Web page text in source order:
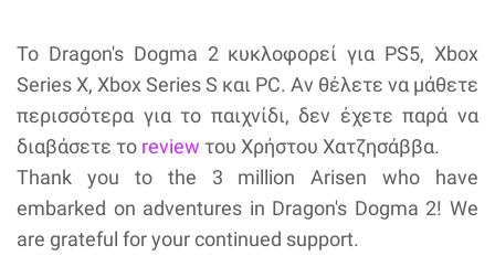
Το Dragon's Dogma 2 κυκλοφορεί για PS5, Xbox
Series X, Xbox Series S και PC. Αν θέλετε να μάθετε
περισσότερα για το παιχνίδι, δεν έχετε παρά να
διαβάσετε το review του Χρήστου Χατζησάββα.
Thank you to the 3 million Arisen who have
embarked on adventures in Dragon's Dogma 2! We
are grateful for your continued support.